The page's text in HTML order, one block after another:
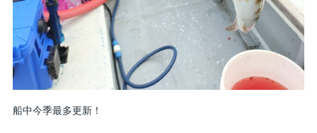
船中今季最多更新！